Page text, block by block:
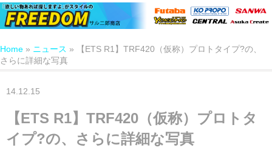
Home » ニュース »
【ETS R1】TRF420（仮称）プロトタイプ?の、
さらに詳細な写真
14.12.15
【ETS R1】TRF420（仮称）プロトタ
イプ?の、さらに詳細な写真